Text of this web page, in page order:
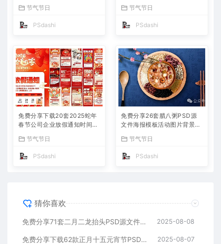
广告PS大师网高清合集中国
传统节日平面设计宣传
节气节日
PSdashi
春节氛围喜庆背景设计素材公
司企业朋友圈吃汤圆
节气节日
PSdashi
免费分享下载20套2025蛇年
春节公司企业放假通知时间安
S大师网公司企业朋友圈节日
节气节日
PSdashi
免费分享26套腊八粥PSD源
文件海报模板活动图片背景壁
S大师网高清合集中国传统节
节气节日
PSdashi
猜你喜欢
免费分享71套二月二龙抬头PSD源文件海报模板活动图片背景壁纸素材公司企业朋友圈广告PS大师网高清合集中国传统节日平面设计宣传 2025-08-08
免费分享下载62款正月十五元宵节PSD海报模板源文件花灯活动图片2025蛇年节日节庆春节氛围喜庆背景设计素材公司企业朋友圈吃汤圆 2025-08-07